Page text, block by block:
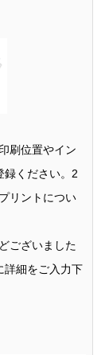
刷位置やイン
録ください。2
リントについ
ございました
詳細をご入力下